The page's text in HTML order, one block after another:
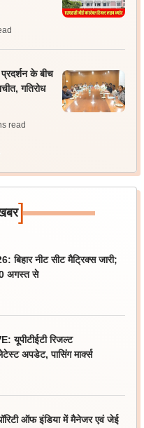
के बीच
गतिरोध
read
]
नीट सीट मैट्रिक्स जारी;
अगस्त से
रिजल्ट
अपडेट, पासिंग मार्क्स
ऑफ इंडिया में मैनेजर एवं जेई